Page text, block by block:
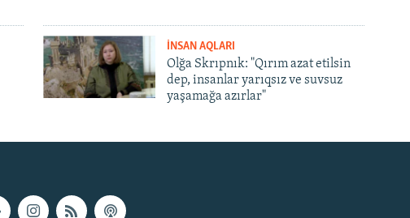
İNSAN AQLARI
Olğa Skrıpnık: "Qırım azat etilsin
dep, insanlar yarıqsız ve suvsuz
yaşamağa azırlar"